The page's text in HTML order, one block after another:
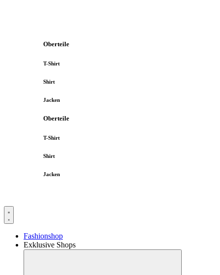
Oberteile
T-Shirt
Shirt
Jacken
Oberteile
T-Shirt
Shirt
Jacken
Fashionshop
Exklusive Shops